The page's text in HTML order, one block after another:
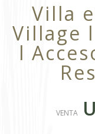
Villa
Village
l
VENTA